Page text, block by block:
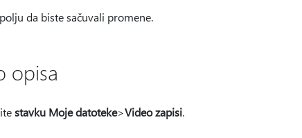
da biste sačuvali promene.
opisa
stavku Moje datoteke>Video zapisi.